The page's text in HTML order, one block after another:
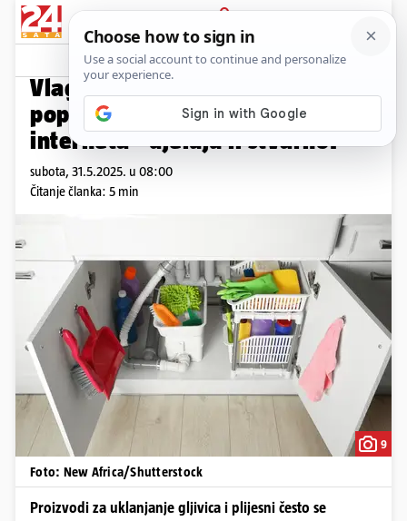
PRIJAVA
Promo sadržaj Komentari
SADRŽAJ DONOSI I-VENT
Vlaga i gljivice: Istina o
popularnim proizvodima s
interneta - djeluju li stvarno?
subota, 31.5.2025. u 08:00
Čitanje članka: 5 min
9
Foto: New Africa/Shutterstock
Proizvodi za uklanjanje gljivica i plijesni često se